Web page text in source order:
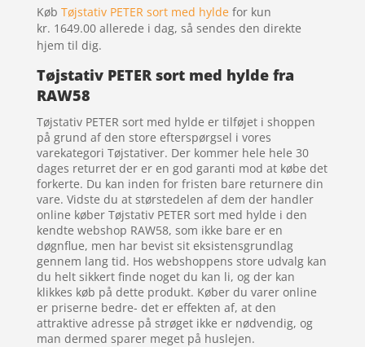
Køb Tøjstativ PETER sort med hyldefor kun
kr. 1649.00 allerede i dag, så sendes den direkte
hjem til dig.
Tøjstativ PETER sort med hylde fra
RAW58
Tøjstativ PETER sort med hylde er tilføjet i shoppen
på grund af den store efterspørgsel i vores
varekategori Tøjstativer. Der kommer hele hele 30
dages returret der er en god garanti mod at købe det
forkerte. Du kan inden for fristen bare returnere din
vare. Vidste du at størstedelen af dem der handler
online køber Tøjstativ PETER sort med hylde i den
kendte webshop RAW58, som ikke bare er en
døgnflue, men har bevist sit eksistensgrundlag
gennem lang tid. Hos webshoppens store udvalg kan
du helt sikkert finde noget du kan li, og der kan
klikkes køb på dette produkt. Køber du varer online
er priserne bedre- det er effekten af, at den
attraktive adresse på strøget ikke er nødvendig, og
man dermed sparer meget på huslejen.